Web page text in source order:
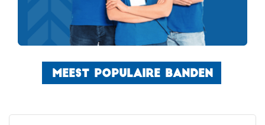
MEEST POPULAIRE BANDEN